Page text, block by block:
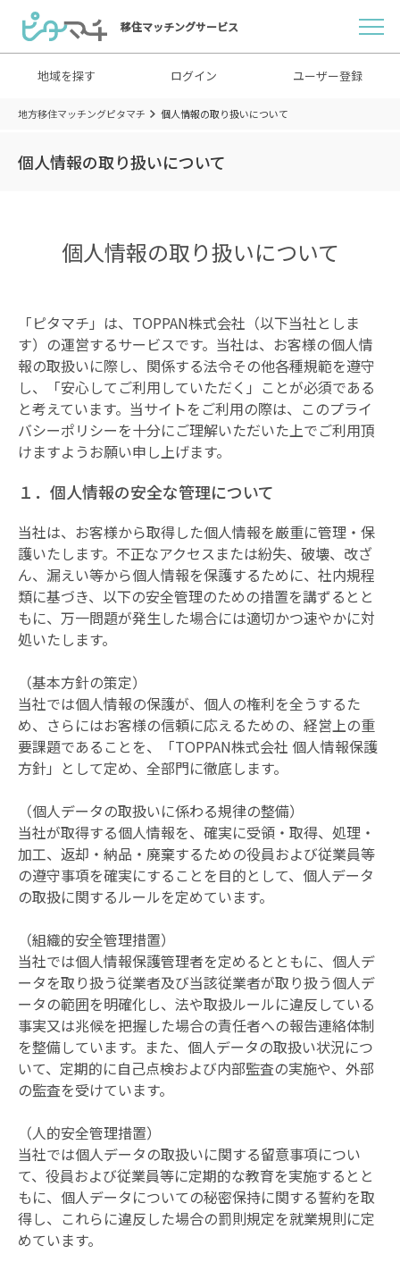
移住マッチングサービス
地域を探す ログイン ユーザー登録
地方移住マッチングピタマチ 個人情報の取り扱いについて
個人情報の取り扱いについて
個人情報の取り扱いについて
「ピタマチ」は、TOPPAN株式会社（以下当社としま
す）の運営するサービスです。当社は、お客様の個人情
報の取扱いに際し、関係する法令その他各種規範を遵守
し、「安心してご利用していただく」ことが必須である
と考えています。当サイトをご利用の際は、このプライ
バシーポリシーを十分にご理解いただいた上でご利用頂
けますようお願い申し上げます。
１．個人情報の安全な管理について
当社は、お客様から取得した個人情報を厳重に管理・保
護いたします。不正なアクセスまたは紛失、破壊、改ざ
ん、漏えい等から個人情報を保護するために、社内規程
類に基づき、以下の安全管理のための措置を講ずるとと
もに、万一問題が発生した場合には適切かつ速やかに対
処いたします。
（基本方針の策定）
当社では個人情報の保護が、個人の権利を全うするた
め、さらにはお客様の信頼に応えるための、経営上の重
要課題であることを、「TOPPAN株式会社 個人情報保護
方針」として定め、全部門に徹底します。
（個人データの取扱いに係わる規律の整備）
当社が取得する個人情報を、確実に受領・取得、処理・
加工、返却・納品・廃棄するための役員および従業員等
の遵守事項を確実にすることを目的として、個人データ
の取扱に関するルールを定めています。
（組織的安全管理措置）
当社では個人情報保護管理者を定めるとともに、個人デ
ータを取り扱う従業者及び当該従業者が取り扱う個人デ
ータの範囲を明確化し、法や取扱ルールに違反している
事実又は兆候を把握した場合の責任者への報告連絡体制
を整備しています。また、個人データの取扱い状況につ
いて、定期的に自己点検および内部監査の実施や、外部
の監査を受けています。
（人的安全管理措置）
当社では個人データの取扱いに関する留意事項につい
て、役員および従業員等に定期的な教育を実施するとと
もに、個人データについての秘密保持に関する誓約を取
得し、これらに違反した場合の罰則規定を就業規則に定
めています。